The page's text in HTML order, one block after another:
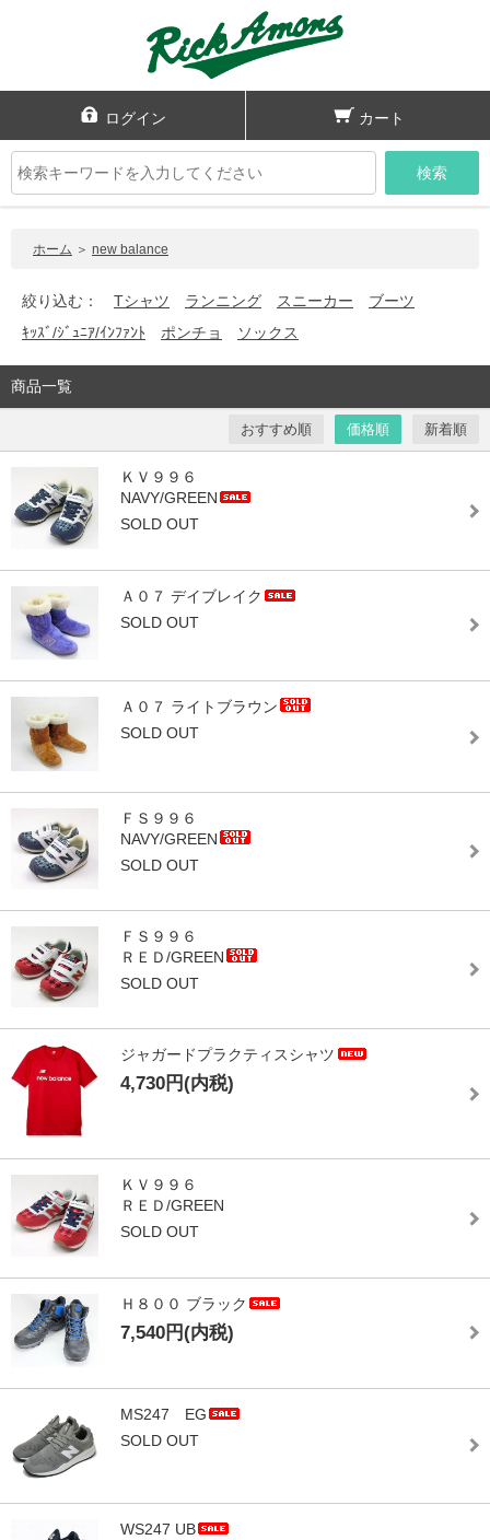
ログイン カート
検索
ホーム ＞ new balance
絞り込む： Tシャツ ランニング スニーカー
ブーツ
ｷｯｽﾞ/ｼﾞｭﾆｱ/ｲﾝﾌｧﾝﾄ
ポンチョ ソックス
商品一覧
おすすめ順 価格順 新着順
ＫＶ９９６
NAVY/GREEN
SOLD OUT
Ａ０７ デイブレイク
SOLD OUT
Ａ０７ ライトブラウン
SOLD OUT
ＦＳ９９６
NAVY/GREEN
SOLD OUT
ＦＳ９９６
ＲＥＤ/GREEN
SOLD OUT
ジャガードプラクティスシャツ
4,730円(内税)
ＫＶ９９６
ＲＥＤ/GREEN
SOLD OUT
Ｈ８００ ブラック
7,540円(内税)
MS247 EG
SOLD OUT
WS247 UB